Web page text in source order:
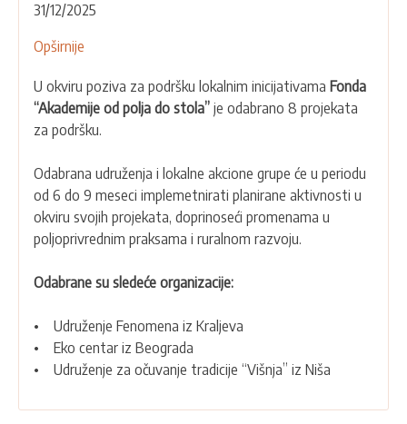
31/12/2025
Opširnije
okviru
Fonda
“Akademije
polja
do
stola”
odabrano
projekata
podršku
U okviru poziva za podršku lokalnim inicijativama Fonda
“Akademije od polja do stola” je odabrano 8 projekata
za podršku.
Odabrana udruženja i lokalne akcione grupe će u periodu
od 6 do 9 meseci implemetnirati planirane aktivnosti u
okviru svojih projekata, doprinoseći promenama u
poljoprivrednim praksama i ruralnom razvoju.
Odabrane su sledeće organizacije:
• Udruženje Fenomena iz Kraljeva
• Eko centar iz Beograda
• Udruženje za očuvanje tradicije “Višnja” iz Niša